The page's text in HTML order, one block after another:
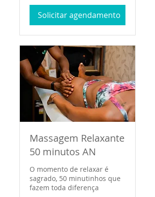
brasileiros
Solicitar agendamento
Massagem Relaxante
50 minutos AN
O momento de relaxar é
sagrado, 50 minutinhos que
fazem toda diferença